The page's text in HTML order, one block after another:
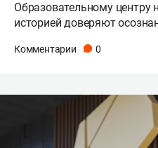
Образовательному центру
историей доверяют
Комментарии 0